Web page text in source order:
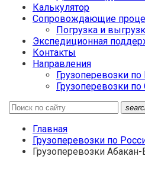
Калькулятор
Сопровождающие
Погрузка и
Экспедиционная
Контакты
Направления
Грузоперевозки по
Грузоперевозки
Главная
Грузоперевозки по
Грузоперевозки